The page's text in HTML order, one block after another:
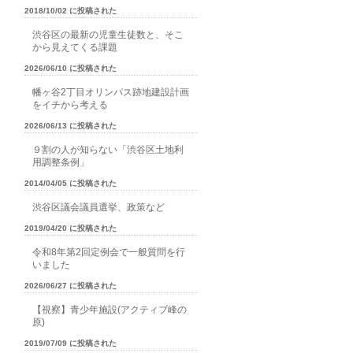
2018/10/02 に投稿された
渋谷区の最新の児童生徒数と、そこ
から見えてくる課題
2026/06/10 に投稿された
幡ヶ谷2丁目オリンパス跡地建設計画
をイチから考える
2026/06/13 に投稿された
９割の人が知らない「渋谷区土地利
用調整条例」
2014/04/05 に投稿された
渋谷区議会議員選挙、政策など
2019/04/20 に投稿された
令和8年第2回定例会で一般質問を行
いました
2026/06/27 に投稿された
【視察】青少年施設(アクティブ峰の
原)
2019/07/09 に投稿された